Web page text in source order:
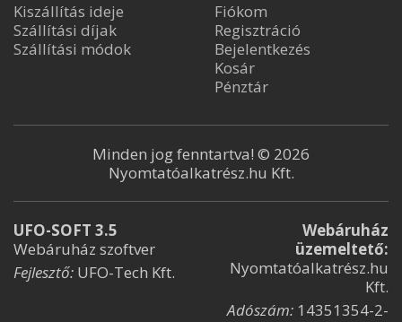
Kiszállítás ideje
Szállítási díjak
Szállítási módok
Fiókom
Regisztráció
Bejelentkezés
Kosár
Pénztár
Minden jog fenntartva! © 2026
Nyomtatóalkatrész.hu Kft.
UFO-SOFT 3.5
Webáruház szoftver
Fejlesztő: UFO-Tech Kft.
Webáruház
üzemeltető:
Nyomtatóalkatrész.hu
Kft.
Adószám: 14351354-2-